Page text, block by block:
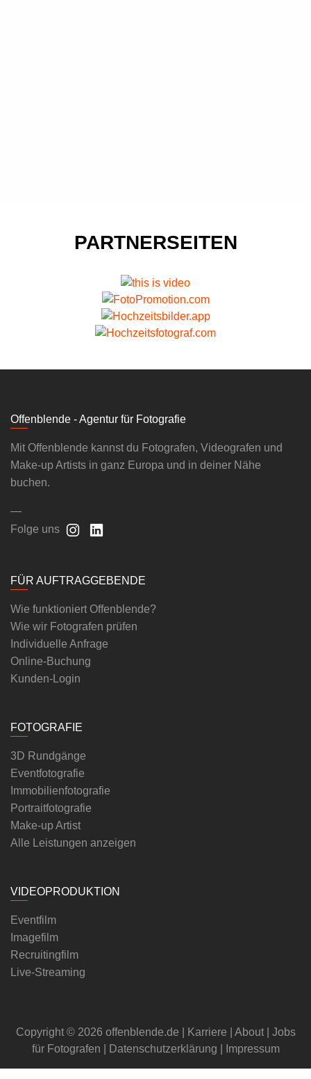
PARTNERSEITEN
Offenblende - Agentur für Fotografie
Mit Offenblende kannst du Fotografen, Videografen und
Make-up Artists in ganz Europa und in deiner Nähe
buchen.
—
Folge uns
FÜR AUFTRAGGEBENDE
Wie funktioniert Offenblende?
Wie wir Fotografen prüfen
Individuelle Anfrage
Online-Buchung
Kunden-Login
FOTOGRAFIE
3D Rundgänge
Eventfotografie
Immobilienfotografie
Portraitfotografie
Make-up Artist
Alle Leistungen anzeigen
VIDEOPRODUKTION
Eventfilm
Imagefilm
Recruitingfilm
Live-Streaming
Copyright © 2026 offenblende.de | Karriere About| Jobs
für Fotografen
Datenschutzerklärung Impressum